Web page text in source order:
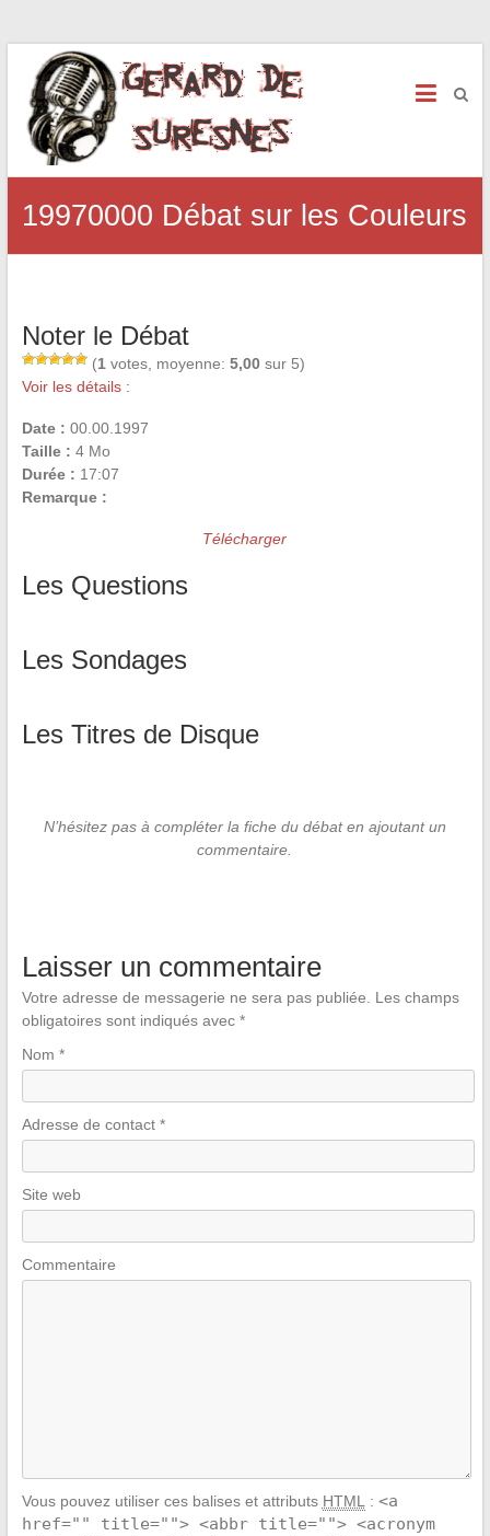
19970000 Débat sur les Couleurs
Noter le Débat
(1 votes, moyenne: 5,00sur 5)
Voir les détails :
Date : 00.00.1997
Taille : 4 Mo
Durée : 17:07
Remarque :
Télécharger
Les Questions
Les Sondages
Les Titres de Disque
N’hésitez pas à compléter la fiche du débat en ajoutant un
commentaire.
Laisser un commentaire
Votre adresse de messagerie ne sera pas publiée.
Les champs
obligatoires sont indiqués avec *
Nom *
Adresse de contact *
Site web
Commentaire
Vous pouvez utiliser ces balises et attributs HTML : <a
href="" title=""> <abbr title=""> <acronym